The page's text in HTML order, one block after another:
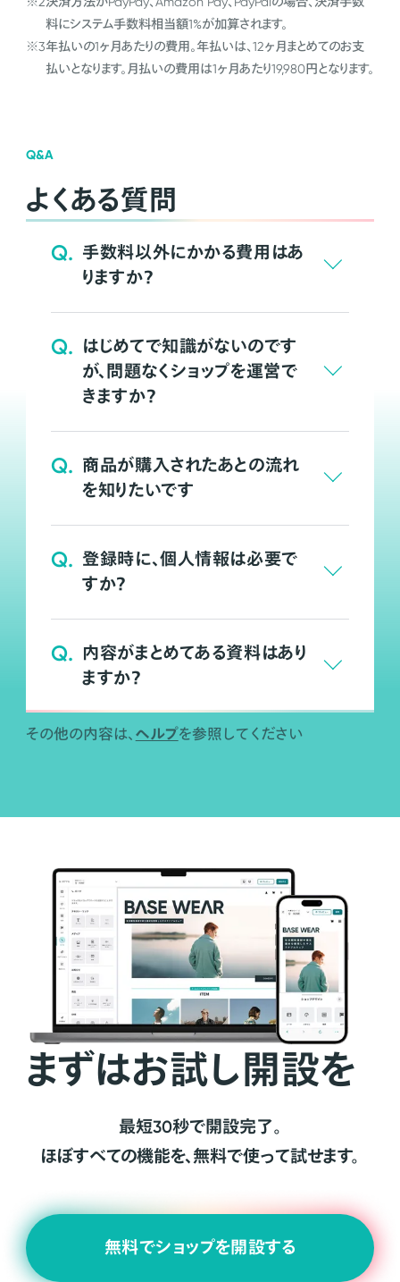
料にシステム手数料相当額1%が加算されます。
※3年払いの1ヶ月あたりの費用。年払いは、12ヶ月まとめてのお支
払いとなります。月払いの費用は1ヶ月あたり19,980円となります。
Q&A
よくある質問
Q. 手数料以外にかかる費用はあ
りますか？
Q. はじめてで知識がないのです
が、問題なくショップを運営で
きますか？
Q. 商品が購入されたあとの流れ
を知りたいです
Q. 登録時に、個人情報は必要で
すか？
Q. 内容がまとめてある資料はあり
ますか？
その他の内容は、 ヘルプを参照してください
まずはお試し開設を
最短30秒で開設完了。
ほぼすべての機能を、無料で使って試せます。
無料でショップを開設する